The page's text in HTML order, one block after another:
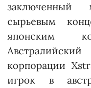
заключенный
сырьевым
японским
корпорации
игрок в